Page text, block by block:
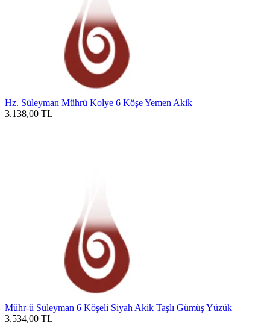
Hz. Süleyman Mührü Kolye 6 Köşe Yemen Akik
3.138,00 TL
Mühr-ü Süleyman 6 Köşeli Siyah Akik Taşlı Gümüş Yüzük
3.534,00 TL